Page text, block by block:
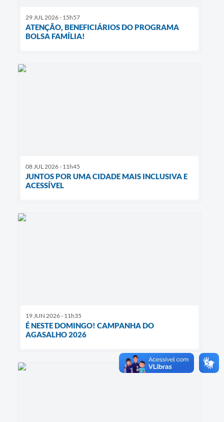
29 JUL 2026 - 15h57
ATENÇÃO, BENEFICIÁRIOS DO PROGRAMA
BOLSA FAMÍLIA!
08 JUL 2026 - 11h45
JUNTOS POR UMA CIDADE MAIS INCLUSIVA E
ACESSÍVEL
19 JUN 2026 - 11h35
É NESTE DOMINGO! CAMPANHA DO
AGASALHO 2026